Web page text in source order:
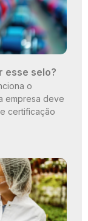
esse selo?
o
empresa deve
certificação